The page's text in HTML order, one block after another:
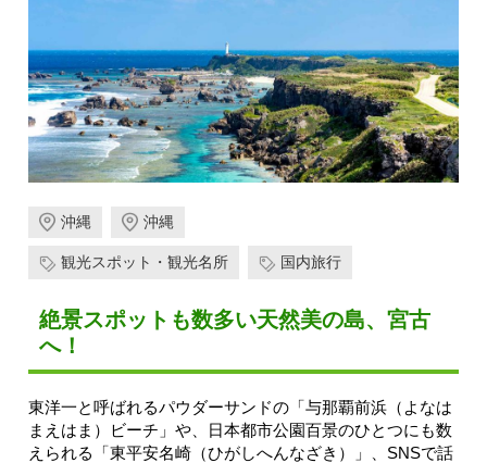
沖縄 沖縄
観光スポット・観光名所 国内旅行
絶景スポットも数多い天然美の島、宮古
へ！
東洋一と呼ばれるパウダーサンドの「与那覇前浜（よなは
まえはま）ビーチ」や、日本都市公園百景のひとつにも数
えられる「東平安名崎（ひがしへんなざき）」、SNSで話